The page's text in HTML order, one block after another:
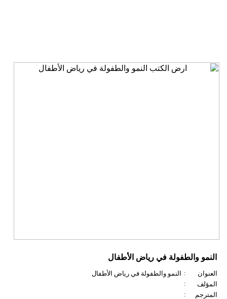
النمو والطفولة في رياض الأطفال
العنوان :
النمو والطفولة في رياض الأطفال
المؤلف
:
المترجم
: